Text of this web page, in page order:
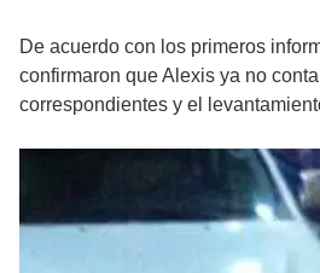
De acuerdo con los primeros
confirmaron que Alexis ya no
correspondientes y el